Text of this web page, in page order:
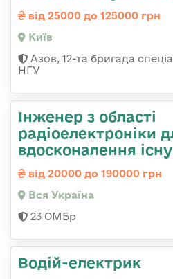
від 25000 до 125000 грн
Київ
Азов, 12-та бригада
НГУ
Інженер з області
радіоелектроніки
вдосконалення
від 20000 до 190000 грн
Вся Україна
23 ОМБр
Водій-електрик